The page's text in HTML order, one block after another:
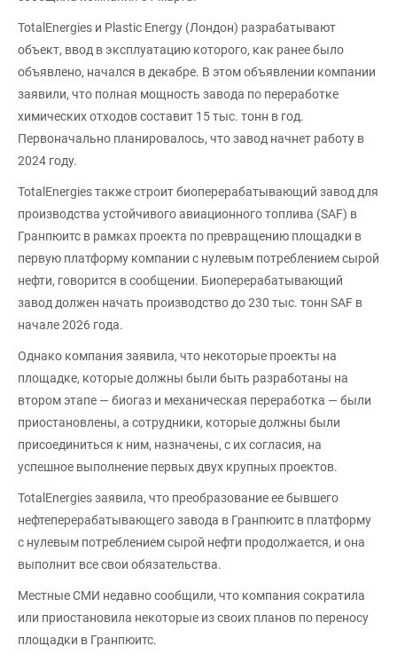
TotalEnergies и Plastic Energy (Лондон) разрабатывают
объект, ввод в эксплуатацию которого, как ранее было
объявлено, начался в декабре. В этом объявлении компании
заявили, что полная мощность завода по переработке
химических отходов составит 15 тыс. тонн в год.
Первоначально планировалось, что завод начнет работу в
2024 году.
TotalEnergies также строит биоперерабатывающий завод для
производства устойчивого авиационного топлива (SAF) в
Гранпюитс в рамках проекта по превращению площадки в
первую платформу компании с нулевым потреблением сырой
нефти, говорится в сообщении. Биоперерабатывающий
завод должен начать производство до 230 тыс. тонн SAF в
начале 2026 года.
Однако компания заявила, что некоторые проекты на
площадке, которые должны были быть разработаны на
втором этапе — биогаз и механическая переработка — были
приостановлены, а сотрудники, которые должны были
присоединиться к ним, назначены, с их согласия, на
успешное выполнение первых двух крупных проектов.
TotalEnergies заявила, что преобразование ее бывшего
нефтеперерабатывающего завода в Гранпюитс в платформу
с нулевым потреблением сырой нефти продолжается, и она
выполнит все свои обязательства.
Местные СМИ недавно сообщили, что компания сократила
или приостановила некоторые из своих планов по переносу
площадки в Гранпюитс.